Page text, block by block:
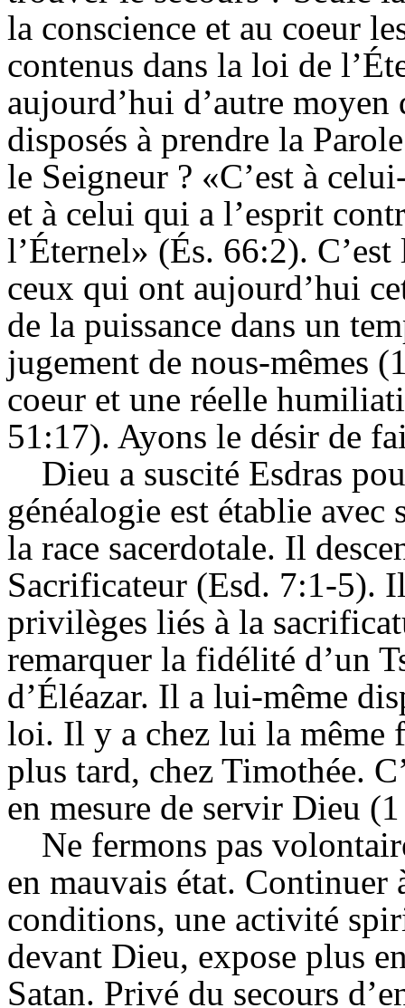
la conscience et au coeur
contenus dans la loi de
aujourd’hui d’autre
disposés à prendre la
le Seigneur ? «C’est à
et à celui qui a l’esprit
l’Éternel» (És. 66:2).
ceux qui ont aujourd’hui
de la puissance dans un
jugement de nous-mêmes
coeur et une réelle
51:17). Ayons le désir de
Dieu a suscité Esdras
généalogie est établie
la race sacerdotale. Il
Sacrificateur (Esd. 7:1-5).
privilèges liés à la
remarquer la fidélité d’un
d’Éléazar. Il a lui-même
loi. Il y a chez lui la même
plus tard, chez Timothée.
en mesure de servir Dieu
Ne fermons pas
en mauvais état. Continuer
conditions, une activité
devant Dieu, expose plus
Satan. Privé du secours